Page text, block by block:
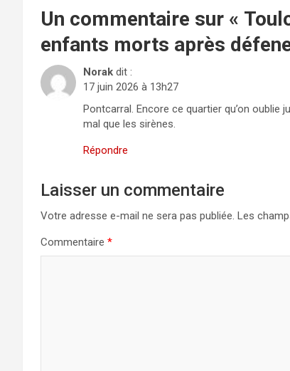
Un commentaire sur «
enfants morts après
Norak dit :
17 juin 2026 à 13h27
Pontcarral. Encore ce quartier qu’on oublie
mal que les sirènes.
Répondre
Laisser un commentaire
Votre adresse e-mail ne sera pas publiée. Les
Commentaire *